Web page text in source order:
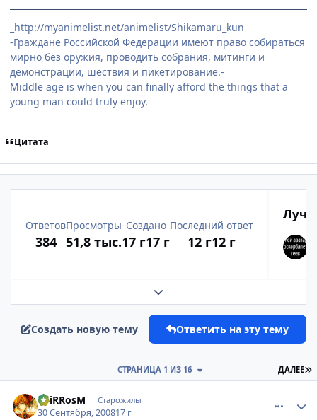
_http://myanimelist.net/animelist/Shikamaru_kun
-Граждане Российской Федерации имеют право собираться
мирно без оружия, проводить собрания, митинги и
демонстрации, шествия и пикетирование.-
Middle age is when you can finally afford the things that a
young man could truly enjoy.
Цитата
Ответов
384
Просмотры
51,8 тыс.
Создано
17 г17 г
Последний ответ
12 г12 г
Развернуть обзор темы
Создать новую тему Ответить на эту тему
ДАЛЕЕ
СТРАНИЦА 1 ИЗ 16
SpiRRosM Старожилы
30 Сентября, 200817 г